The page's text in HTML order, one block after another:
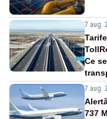
7 aug.
Ce
7 aug.
737